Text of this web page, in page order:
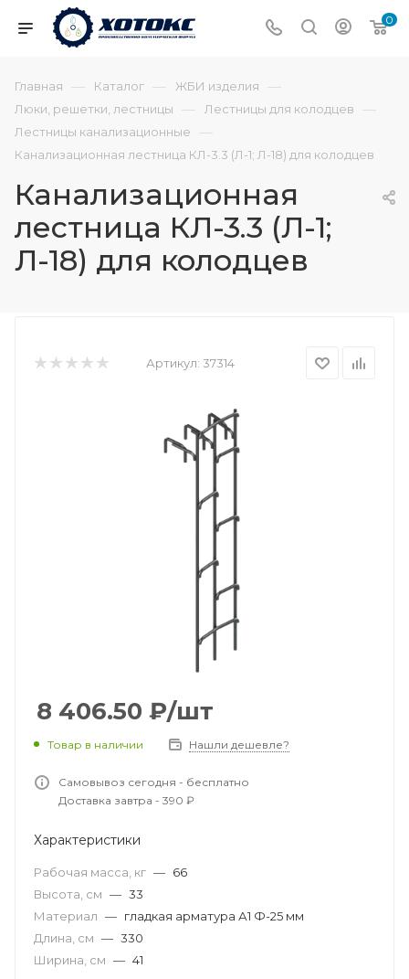
0
Главная — Каталог — ЖБИ изделия —
Люки, решетки, лестницы — Лестницы для колодцев —
Лестницы канализационные —
Канализационная лестница КЛ-3.3 (Л-1; Л-18) для колодцев
Канализационная
лестница КЛ-3.3 (Л-1;
Л-18) для колодцев
Артикул: 37314
8 406.50 ₽/шт
Товар в наличии Нашли дешевле?
Самовывоз сегодня - бесплатно
Доставка завтра - 390 ₽
Характеристики
Рабочая масса, кг — 66
Высота, см — 33
Материал — гладкая арматура А1 Ф-25 мм
Длина, см — 330
Ширина, см — 41